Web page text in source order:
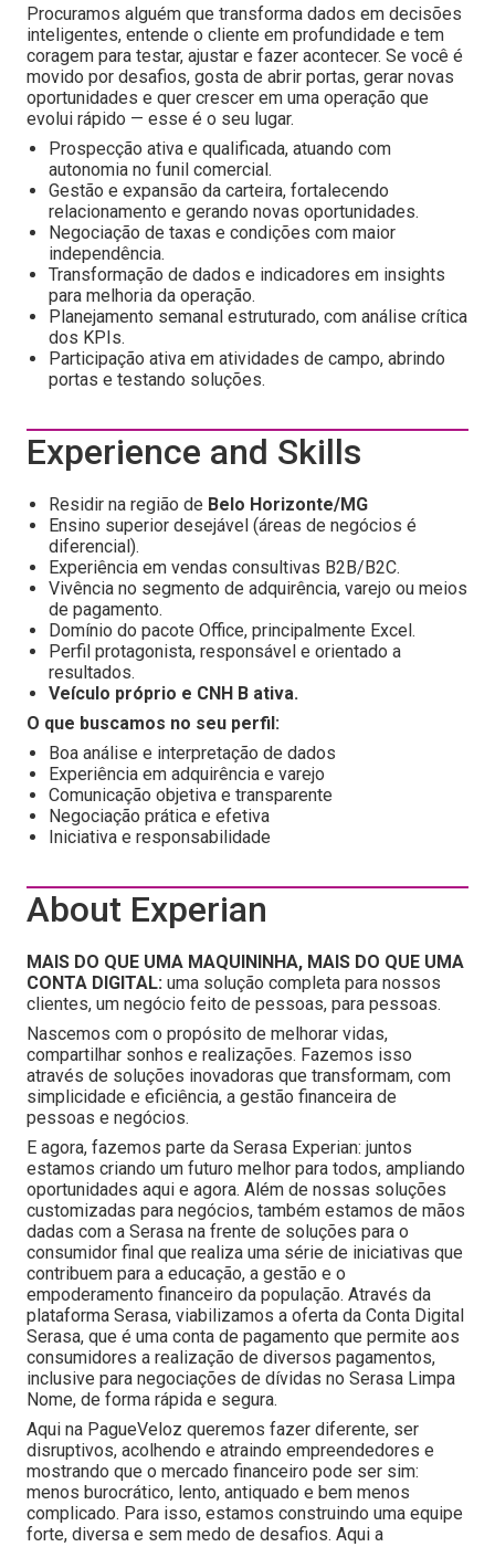
Procuramos alguém que transforma dados em decisões
inteligentes, entende o cliente em profundidade e tem
coragem para testar, ajustar e fazer acontecer. Se você é
movido por desafios, gosta de abrir portas, gerar novas
oportunidades e quer crescer em uma operação que
evolui rápido — esse é o seu lugar.
Prospecção ativa e qualificada, atuando com
autonomia no funil comercial.
Gestão e expansão da carteira, fortalecendo
relacionamento e gerando novas oportunidades.
Negociação de taxas e condições com maior
independência.
Transformação de dados e indicadores em insights
para melhoria da operação.
Planejamento semanal estruturado, com análise crítica
dos KPIs.
Participação ativa em atividades de campo, abrindo
portas e testando soluções.
Experience and Skills
Residir na região de Belo Horizonte/MG
Ensino superior desejável (áreas de negócios é
diferencial).
Experiência em vendas consultivas B2B/B2C.
Vivência no segmento de adquirência, varejo ou meios
de pagamento.
Domínio do pacote Office, principalmente Excel.
Perfil protagonista, responsável e orientado a
resultados.
Veículo próprio e CNH B ativa.
O que buscamos no seu perfil:
Boa análise e interpretação de dados
Experiência em adquirência e varejo
Comunicação objetiva e transparente
Negociação prática e efetiva
Iniciativa e responsabilidade
About Experian
MAIS DO QUE UMA MAQUININHA, MAIS DO QUE UMA
CONTA DIGITAL: uma solução completa para nossos
clientes, um negócio feito de pessoas, para pessoas.
Nascemos com o propósito de melhorar vidas,
compartilhar sonhos e realizações. Fazemos isso
através de soluções inovadoras que transformam, com
simplicidade e eficiência, a gestão financeira de
pessoas e negócios.
E agora, fazemos parte da Serasa Experian: juntos
estamos criando um futuro melhor para todos, ampliando
oportunidades aqui e agora. Além de nossas soluções
customizadas para negócios, também estamos de mãos
dadas com a Serasa na frente de soluções para o
consumidor final que realiza uma série de iniciativas que
contribuem para a educação, a gestão e o
empoderamento financeiro da população. Através da
plataforma Serasa, viabilizamos a oferta da Conta Digital
Serasa, que é uma conta de pagamento que permite aos
consumidores a realização de diversos pagamentos,
inclusive para negociações de dívidas no Serasa Limpa
Nome, de forma rápida e segura.
Aqui na PagueVeloz queremos fazer diferente, ser
disruptivos, acolhendo e atraindo empreendedores e
mostrando que o mercado financeiro pode ser sim:
menos burocrático, lento, antiquado e bem menos
complicado. Para isso, estamos construindo uma equipe
forte, diversa e sem medo de desafios. Aqui a